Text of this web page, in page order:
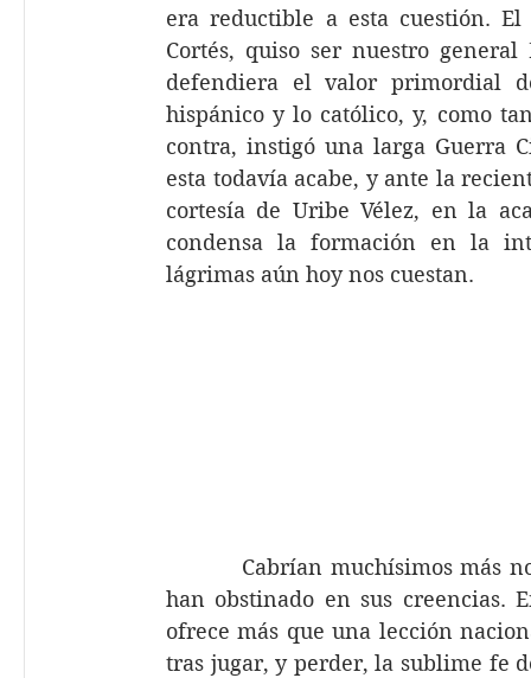
era reductible a esta cuestión. El
Cortés, quiso ser nuestro
defendiera el valor primordial
hispánico y lo católico, y, como
contra, instigó una larga Guerra
esta todavía acabe, y ante la
cortesía de Uribe Vélez, en la
condensa la formación en la
lágrimas aún hoy nos cuestan.
Cabrían muchísimos más
han obstinado en sus creencias.
ofrece más que una lección
tras jugar, y perder, la sublime fe